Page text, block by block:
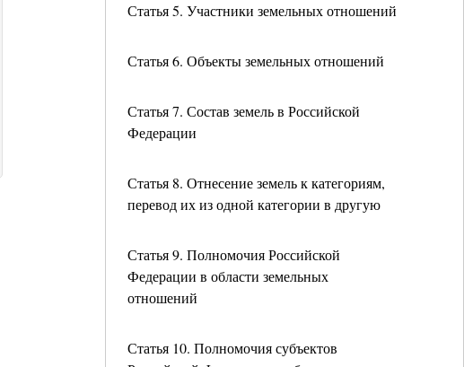
Статья 5. Участники земельных отношений
Статья 6. Объекты земельных отношений
Статья 7. Состав земель в Российской
Федерации
Статья 8. Отнесение земель к категориям,
перевод их из одной категории в другую
Статья 9. Полномочия Российской
Федерации в области земельных
отношений
Статья 10. Полномочия субъектов